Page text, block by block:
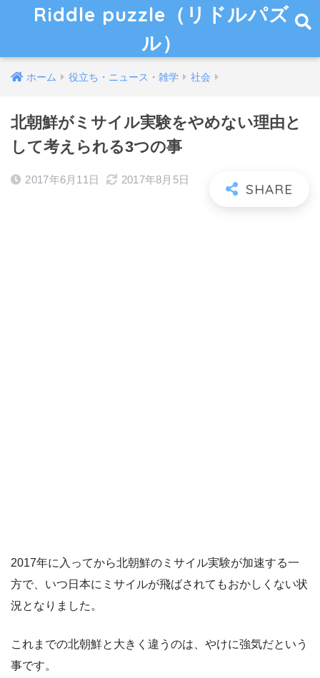
Riddle puzzle（リドルパズ
ル）
ホーム 役立ち・ニュース・雑学 社会
北朝鮮がミサイル実験をやめない理由と
して考えられる3つの事
2017年6月11日 2017年8月5日
2017年に入ってから北朝鮮のミサイル実験が加速する一
方で、いつ日本にミサイルが飛ばされてもおかしくない状
況となりました。
これまでの北朝鮮と大きく違うのは、やけに強気だという
事です。